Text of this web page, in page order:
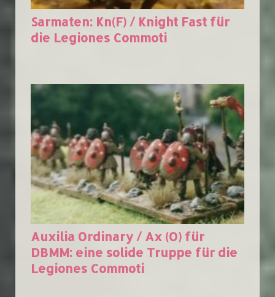
Sarmaten: Kn(F) / Knight Fast für
die Legiones Commoti
Auxilia Ordinary / Ax (O) für
DBMM: eine solide Truppe für die
Legiones Commoti